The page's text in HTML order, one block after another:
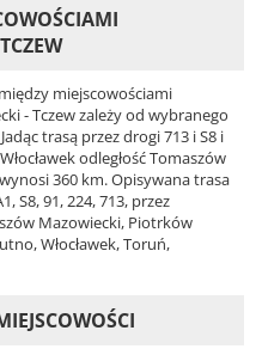
miejscowościami
- Tczew zależy od wybranego
trasą przez drogi 713 i S8 i
odległość Tomaszów
360 km. Opisywana trasa
S8, 91, 224, 713, przez
Mazowiecki, Piotrków
Włocławek, Toruń,